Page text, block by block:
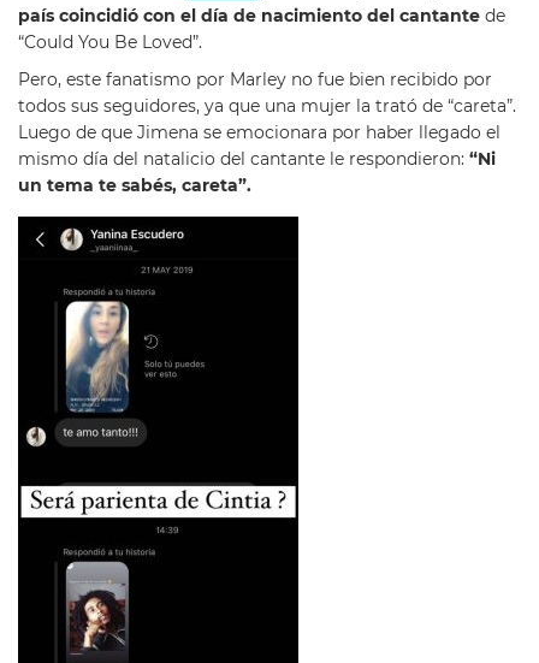
país coincidió con el día de nacimiento del cantante de
“Could You Be Loved”.
Pero, este fanatismo por Marley no fue bien recibido por
todos sus seguidores, ya que una mujer la trató de “careta”.
Luego de que Jimena se emocionara por haber llegado el
mismo día del natalicio del cantante le respondieron: “Ni
un tema te sabés, careta”.